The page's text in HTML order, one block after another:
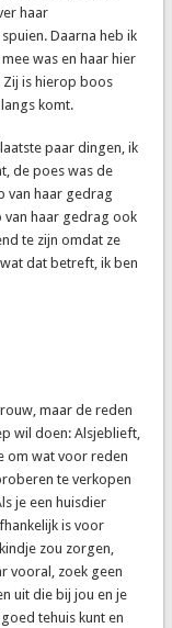
haar
Daarna heb ik
was en haar hier
Zij is hierop boos
komt.
paar dingen, ik
de poes was de
van haar gedrag
van haar gedrag ook
te zijn omdat ze
dat betreft, ik ben
maar de reden
wil doen: Alsjeblieft,
om wat voor reden
te verkopen
je een huisdier
is voor
zou zorgen,
vooral, zoek geen
uit die bij jou en je
tehuis kunt en